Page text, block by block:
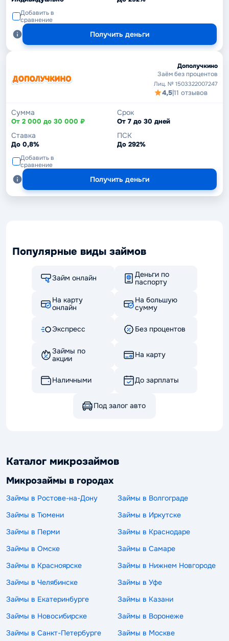
Добавить в
сравнение
Получить деньги
Дополучкино
Заём без процентов
Лиц. № 1503322007247
4,5|11 отзывов
Сумма
От 2 000 до 30 000 ₽
Срок
От 7 до 30 дней
Ставка
До 0,8%
ПСК
До 292%
Добавить в
сравнение
Получить деньги
Популярные виды займов
Займ онлайн
Деньги по
паспорту
На карту
онлайн
На большую
сумму
Экспресс Без процентов
Займы по
акции
На карту
Наличными До зарплаты
Под залог авто
Каталог микрозаймов
Микрозаймы в городах
Займы в Ростове-на-Дону
Займы в Волгограде
Займы в Тюмени
Займы в Иркутске
Займы в Перми
Займы в Краснодаре
Займы в Омске
Займы в Самаре
Займы в Красноярске
Займы в Нижнем Новгороде
Займы в Челябинске
Займы в Уфе
Займы в Екатеринбурге
Займы в Казани
Займы в Новосибирске
Займы в Воронеже
Займы в Санкт-Петербурге
Займы в Москве